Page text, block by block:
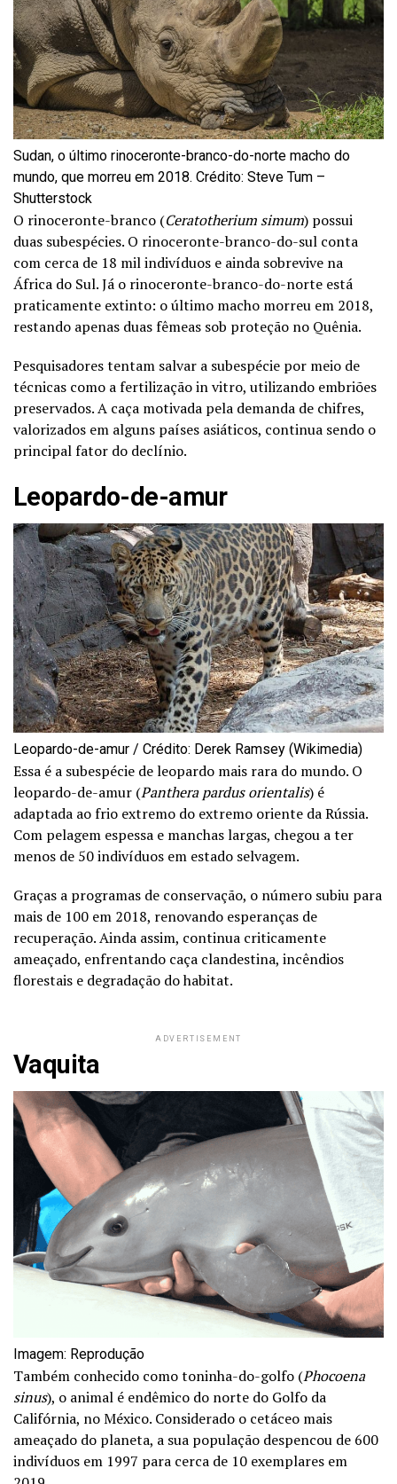
Sudan, o último rinoceronte-branco-do-norte macho do
mundo, que morreu em 2018. Crédito: Steve Tum –
Shutterstock
O rinoceronte-branco (Ceratotherium simum) possui
duas subespécies. O rinoceronte-branco-do-sul conta
com cerca de 18 mil indivíduos e ainda sobrevive na
África do Sul. Já o rinoceronte-branco-do-norte está
praticamente extinto: o último macho morreu em 2018,
restando apenas duas fêmeas sob proteção no Quênia.
Pesquisadores tentam salvar a subespécie por meio de
técnicas como a fertilização in vitro, utilizando embriões
preservados. A caça motivada pela demanda de chifres,
valorizados em alguns países asiáticos, continua sendo o
principal fator do declínio.
Leopardo-de-amur
Leopardo-de-amur / Crédito: Derek Ramsey (Wikimedia)
Essa é a subespécie de leopardo mais rara do mundo. O
leopardo-de-amur (Panthera pardus orientalis) é
adaptada ao frio extremo do extremo oriente da Rússia.
Com pelagem espessa e manchas largas, chegou a ter
menos de 50 indivíduos em estado selvagem.
Graças a programas de conservação, o número subiu para
mais de 100 em 2018, renovando esperanças de
recuperação. Ainda assim, continua criticamente
ameaçado, enfrentando caça clandestina, incêndios
florestais e degradação do habitat.
ADVERTISEMENT
Vaquita
Imagem: Reprodução
Também conhecido como toninha-do-golfo (Phocoena
sinus), o animal é endêmico do norte do Golfo da
Califórnia, no México. Considerado o cetáceo mais
ameaçado do planeta, a sua população despencou de 600
indivíduos em 1997 para cerca de 10 exemplares em